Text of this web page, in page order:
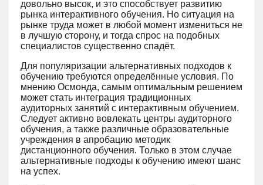
довольно высок, и это способствует развитию
рынка интерактивного обучения. Но ситуация на
рынке труда может в любой момент измениться не
в лучшую сторону, и тогда спрос на подобных
специалистов существенно спадёт.
Для популяризации альтернативных подходов к
обучению требуются определённые условия. По
мнению Осмонда, самым оптимальным решением
может стать интеграция традиционных
аудиторных занятий с интерактивным обучением.
Следует активно вовлекать центры аудиторного
обучения, а также различные образовательные
учреждения в апробацию методик
дистанционного обучения. Только в этом случае
альтернативные подходы к обучению имеют шанс
на успех.